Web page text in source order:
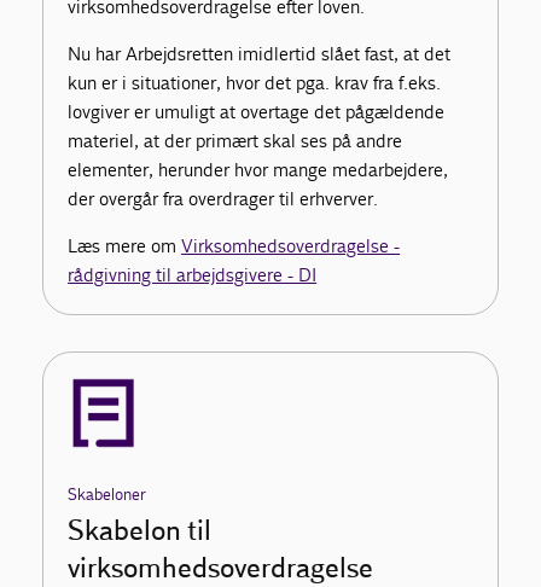
virksomhedsoverdragelse efter loven.
Nu har Arbejdsretten imidlertid slået fast, at det
kun er i situationer, hvor det pga. krav fra f.eks.
lovgiver er umuligt at overtage det pågældende
materiel, at der primært skal ses på andre
elementer, herunder hvor mange medarbejdere,
der overgår fra overdrager til erhverver.
Læs mere omVirksomhedsoverdragelse -
rådgivning til arbejdsgivere - DI
Skabeloner
Skabelon til
virksomhedsoverdragelse